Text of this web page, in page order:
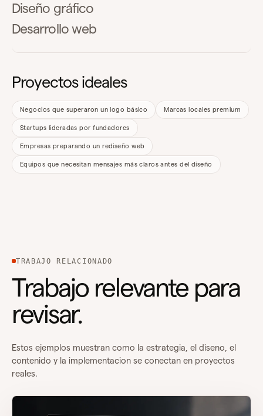
Diseño gráfico
Desarrollo web
Proyectos ideales
Negocios que superaron un logo básico Marcas locales premium
Startups lideradas por fundadores
Empresas preparando un rediseño web
Equipos que necesitan mensajes más claros antes del diseño
TRABAJO RELACIONADO
Trabajo relevante para
revisar.
Estos ejemplos muestran como la estrategia, el diseno, el
contenido y la implementacion se conectan en proyectos
reales.